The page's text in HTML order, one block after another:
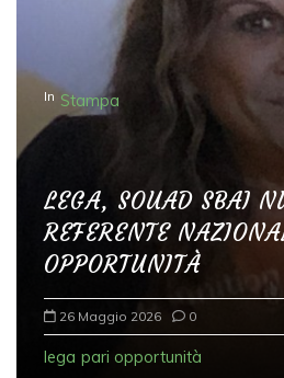
In Stampa
LEGA, SOUAD SBAI
REFERENTE
OPPORTUNITÀ
26 Maggio 2026 0
lega pari opportunità